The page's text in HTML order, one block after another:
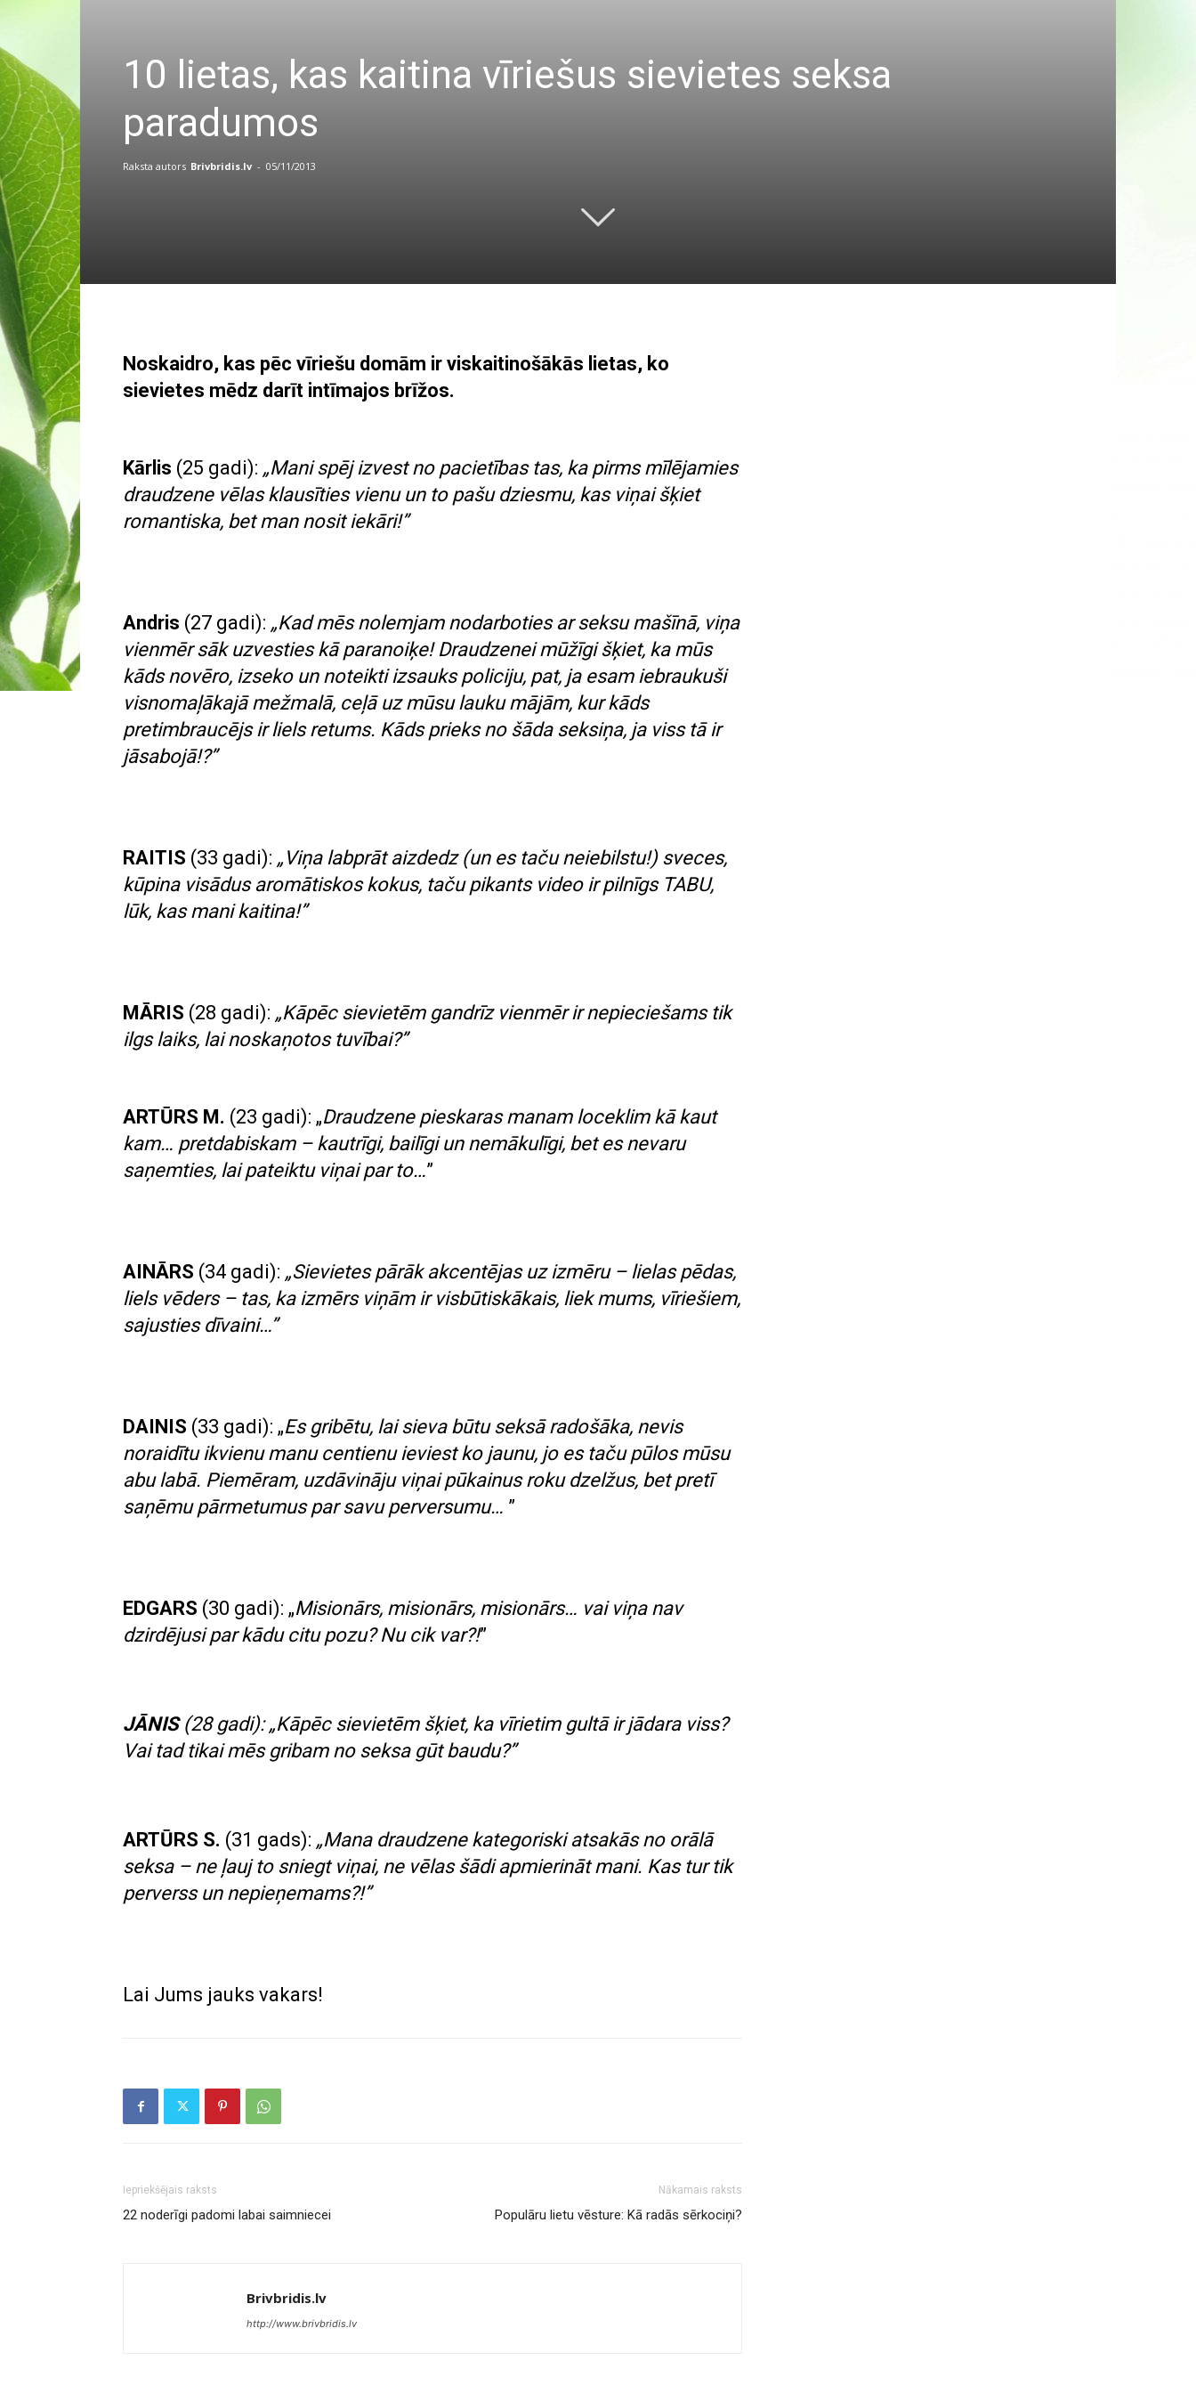
10 lietas, kas kaitina vīriešus sievietes seksa
paradumos
Raksta autors Brivbridis.lv - 05/11/2013
Noskaidro, kas pēc vīriešu domām ir viskaitinošākās lietas, ko
sievietes mēdz darīt intīmajos brīžos.
Kārlis (25 gadi): „Mani spēj izvest no pacietības tas, ka pirms mīlējamies
draudzene vēlas klausīties vienu un to pašu dziesmu, kas viņai šķiet
romantiska, bet man nosit iekāri!”
Andris (27 gadi): „Kad mēs nolemjam nodarboties ar seksu mašīnā, viņa
vienmēr sāk uzvesties kā paranoiķe! Draudzenei mūžīgi šķiet, ka mūs
kāds novēro, izseko un noteikti izsauks policiju, pat, ja esam iebraukuši
visnomaļākajā mežmalā, ceļā uz mūsu lauku mājām, kur kāds
pretimbraucējs ir liels retums. Kāds prieks no šāda seksiņa, ja viss tā ir
jāsabojā!?”
RAITIS (33 gadi): „Viņa labprāt aizdedz (un es taču neiebilstu!) sveces,
kūpina visādus aromātiskos kokus, taču pikants video ir pilnīgs TABU,
lūk, kas mani kaitina!”
MĀRIS (28 gadi): „Kāpēc sievietēm gandrīz vienmēr ir nepieciešams tik
ilgs laiks, lai noskaņotos tuvībai?”
ARTŪRS M. (23 gadi): „Draudzene pieskaras manam loceklim kā kaut
kam… pretdabiskam – kautrīgi, bailīgi un nemākulīgi, bet es nevaru
saņemties, lai pateiktu viņai par to…”
AINĀRS (34 gadi): „Sievietes pārāk akcentējas uz izmēru – lielas pēdas,
liels vēders – tas, ka izmērs viņām ir visbūtiskākais, liek mums, vīriešiem,
sajusties dīvaini…”
DAINIS (33 gadi): „Es gribētu, lai sieva būtu seksā radošāka, nevis
noraidītu ikvienu manu centienu ieviest ko jaunu, jo es taču pūlos mūsu
abu labā. Piemēram, uzdāvināju viņai pūkainus roku dzelžus, bet pretī
saņēmu pārmetumus par savu perversumu… ”
EDGARS (30 gadi): „Misionārs, misionārs, misionārs… vai viņa nav
dzirdējusi par kādu citu pozu? Nu cik var?!”
JĀNIS(28 gadi): „Kāpēc sievietēm šķiet, ka vīrietim gultā ir jādara viss?
Vai tad tikai mēs gribam no seksa gūt baudu?”
ARTŪRS S. (31 gads): „Mana draudzene kategoriski atsakās no orālā
seksa – ne ļauj to sniegt viņai, ne vēlas šādi apmierināt mani. Kas tur tik
perverss un nepieņemams?!”
Lai Jums jauks vakars!
Iepriekšējais raksts
22 noderīgi padomi labai saimniecei
Nākamais raksts
Populāru lietu vēsture: Kā radās sērkociņi?
Brivbridis.lv
http://www.brivbridis.lv